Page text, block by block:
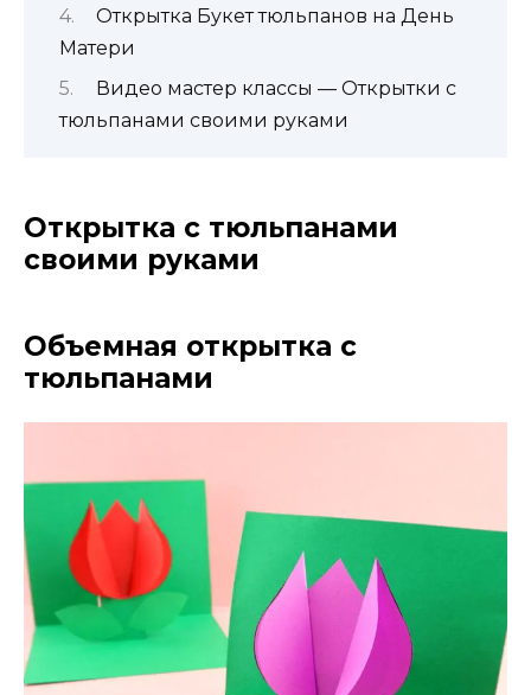
Открытка Букет тюльпанов на День
Матери
Видео мастер классы — Открытки с
тюльпанами своими руками
Открытка с тюльпанами
своими руками
Объемная открытка с
тюльпанами